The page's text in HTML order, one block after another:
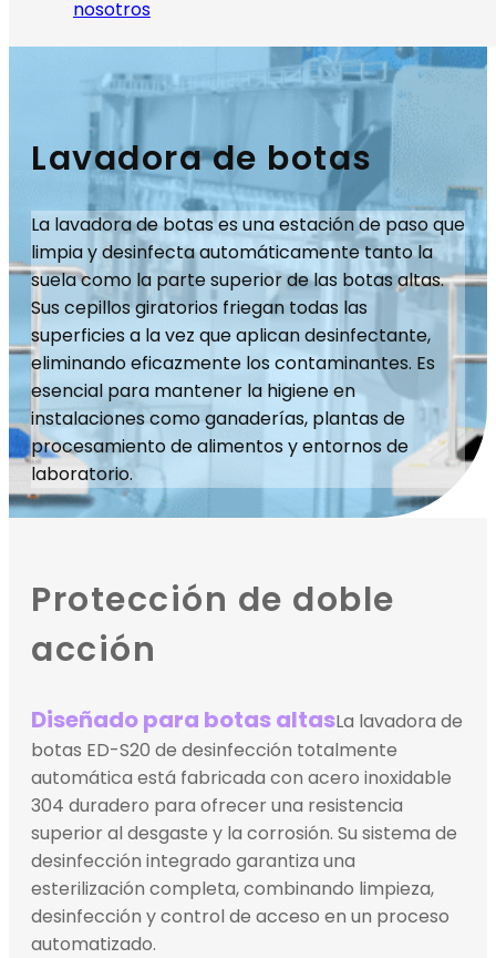
nosotros
Lavadora de botas
La lavadora de botas es una estación de paso que
limpia y desinfecta automáticamente tanto la
suela como la parte superior de las botas altas.
Sus cepillos giratorios friegan todas las
superficies a la vez que aplican desinfectante,
eliminando eficazmente los contaminantes. Es
esencial para mantener la higiene en
instalaciones como ganaderías, plantas de
procesamiento de alimentos y entornos de
laboratorio.
Protección de doble
acción
Diseñado para botas altasLa lavadora de
botas ED-S20 de desinfección totalmente
automática está fabricada con acero inoxidable
304 duradero para ofrecer una resistencia
superior al desgaste y la corrosión. Su sistema de
desinfección integrado garantiza una
esterilización completa, combinando limpieza,
desinfección y control de acceso en un proceso
automatizado.